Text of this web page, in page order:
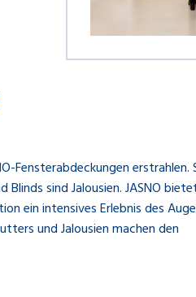
Fensterabdeckungen
sind Jalousien. JASNO
ein intensives Erlebnis des
und Jalousien machen den